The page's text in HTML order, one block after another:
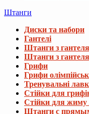
Штанги
Диски та набори
Гантелі
Штанги з
Штанги з
Грифи
Грифи
Тренувальні
Стійки для
Стійки для жиму
Штанги с